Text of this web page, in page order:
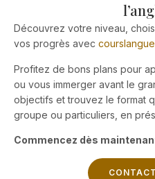
Découvrez votre niveau,
vos progrès avec
Profitez de bons plans pour
ou vous immerger avant le
objectifs et trouvez le format
groupe ou particuliers, en
Commencez dès